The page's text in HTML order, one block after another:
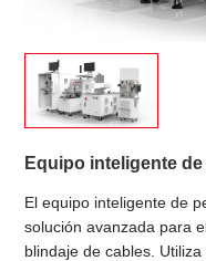
Equipo inteligente
El equipo inteligente de
solución avanzada para
blindaje de cables.